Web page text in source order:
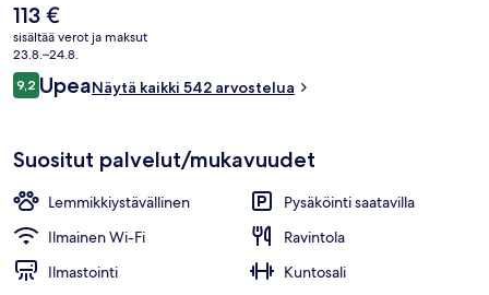
S-Bahn-asema sijaitsee 4 minuutin ja Berliner Torin asema 10
minuutin kävelymatkan päässä.
Nykyinen
hinta
on
113 €
113 €
sisältää verot ja maksut
23.8.–24.8.
Arvostelut
9,29,2 kautta 10.
UpeaNäytä kaikki 542 arvostelua
Suositut palvelut/mukavuudet
Lemmikkiystävällinen
Pysäköinti saatavilla
Ilmainen Wi-Fi
Ravintola
Ilmastointi
Kuntosali